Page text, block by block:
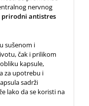
nervnog
prirodni antistres
sušenom i
čak i prilikom
kapsule,
za upotrebu i
sadrži
lako da se koristi na